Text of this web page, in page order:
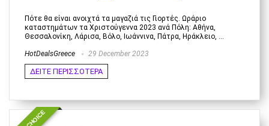
Πότε θα είναι ανοιχτά τα μαγαζιά τις Γιορτές. Ωράριο
καταστημάτων τα Χριστούγεννα 2023 ανά Πόλη: Αθήνα,
Θεσσαλονίκη, Λάρισα, Βόλο, Ιωάννινα, Πάτρα, Ηράκλειο, ...
HotDealsGreece 29 December 2023
ΔΕΙΤΕ ΠΕΡΙΣΣΟΤΕΡΑ